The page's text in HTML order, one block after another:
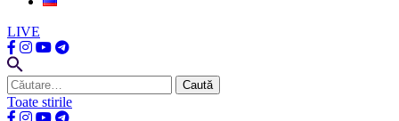
LIVE
Caută
după:
Toate stirile